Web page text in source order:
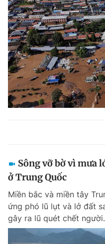
Sông vỡ bờ vì mưa
ở Trung Quốc
Miền bắc và miền tây
ứng phó lũ lụt và lở đất
gây ra lũ quét chết người.